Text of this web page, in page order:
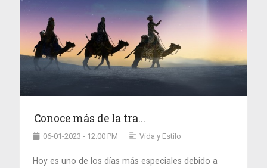
Conoce más de la tra...
06-01-2023 - 12:00 PM Vida y Estilo
Hoy es uno de los días más especiales debido a